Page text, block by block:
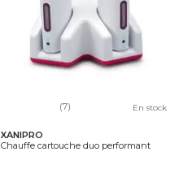
(7) En stock
XANIPRO
Chauffe cartouche duo performant